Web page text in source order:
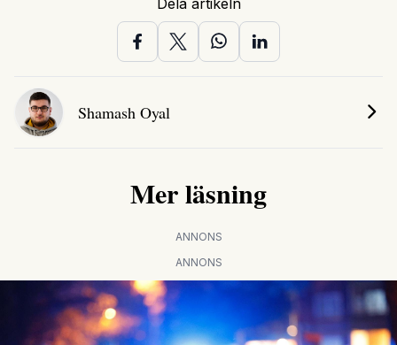
Dela artikeln
Shamash Oyal
Mer läsning
ANNONS
ANNONS